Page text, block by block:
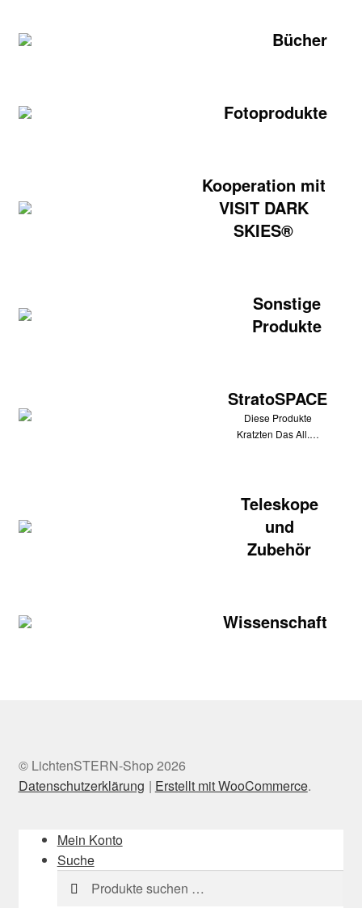
Bücher
Fotoprodukte
Kooperation mit
VISIT DARK
SKIES®
Sonstige
Produkte
StratoSPACE
Diese Produkte
Kratzten Das All.…
Teleskope
und
Zubehör
Wissenschaft
© LichtenSTERN-Shop 2026
Datenschutzerklärung
Erstellt mit WooCommerce.
Mein Konto
Suche
Suchen
nach:
Suchen